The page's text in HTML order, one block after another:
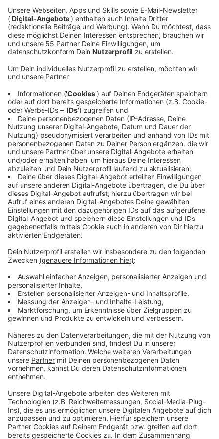
Anzeige
Ein Promi, keine Fragen und fünf
Anzeige
Wenn ein Popstar, Comedian, Schauspieler oder
Politiker bei uns zu Besuch ist, stellt er sich auch dem
besonderen Video-Interview „Fünf für". Dabei wird
keine einzige Frage gestellt, sondern dem Gast
einfach fünf Dinge in die Hand gedrückt, zu denen er
das erzählt, was ihm als Erstes einfällt. Keine
Standardantworten, keine Promotionaussagen -
sondern ganz persönliche Geschichten - das ist „Fünf
für"!
Anzeige
Wir benötigen Ihre
Zustimmung, um den YouTube
Video-Service zu laden!
Wir verwenden einen Service eines
Drittanbieters, um Videoinhalte
einzubetten. Dieser Service kann
Daten zu Ihren Aktivitäten
sammeln. Bitte lesen Sie die
Details durch und stimmen Sie der
Video anzusehen.
Mehr Informationen
Fünf für Henning Baum